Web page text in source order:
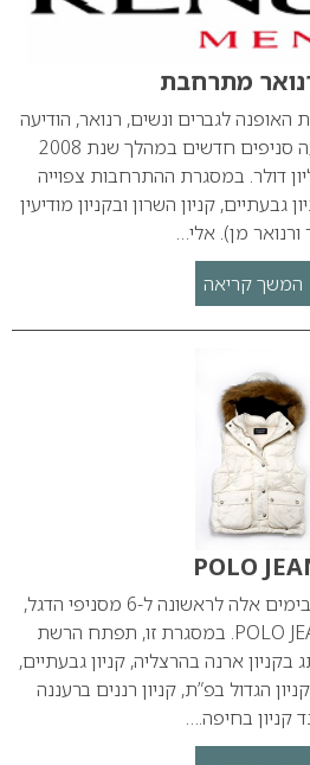
מתרחבת
לגברים ונשים, רנואר, הודיעה
כי בכוונתה לפתוח ארבעה סניפים חדשים במהלך שנת 2008
דולר. במסגרת ההתרחבות צפוייה
קניון השרון ובקניון מודיעין
ורנואר מן). אלי…
המשך קריאה
POLO
רשת סקאל ספורט תכניס בימים אלה לראשונה ל-6 מסניפי הדגל,
את המותג האופנתי POLO JEANS. במסגרת זו, תפתח הרשת
ארנה בהרצליה, קניון גבעתיים,
הגדול בפ”ת, קניון רננים ברעננה
קניון בחיפה.…